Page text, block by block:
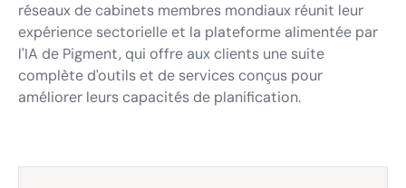
réseaux de cabinets membres mondiaux réunit leur
expérience sectorielle et la plateforme alimentée par
l'IA de Pigment, qui offre aux clients une suite
complète d'outils et de services conçus pour
améliorer leurs capacités de planification.